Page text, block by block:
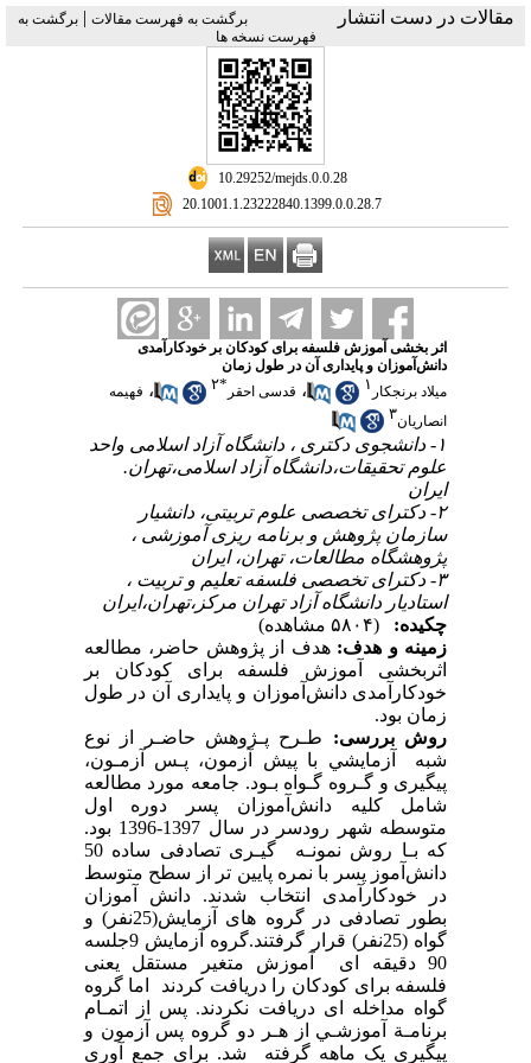
مقالات در دست انتشاربرگشت به فهرست مقالات |برگشت به
فهرست نسخه ها
‎ 10.29252/mejds.0.0.28
‎ 20.1001.1.23222840.1399.0.0.28.7
اثر بخشی آموزش فلسفه برای کودکان بر خودکارآمدی
دانش‌آموزان و پایداری آن در طول زمان
میلاد برنجکار ۱ ، قدسی احقر *۲ ، فهیمه
انصاریان۳
۱- دانشجوی دکتری ، دانشگاه آزاد اسلامی واحد
علوم تحقیقات،دانشگاه آزاد اسلامی،تهران.
ایران
۲- دکترای تخصصی علوم تربیتی، دانشیار
سازمان پژوهش و برنامه ریزی آموزشی ،
پژوهشگاه مطالعات، تهران، ایران
۳- دکترای تخصصی فلسفه تعلیم و تربیت ،
استادیار دانشگاه آزاد تهران مرکز،تهران،ایران
چکیده:
(۵۸۰۴ مشاهده)
زمینه و هدف: هدف از پژوهش حاضر، مطالعه
اثربخشی آموزش فلسفه برای کودکان بر
خودکارآمدی دانش‌آموزان و پایداری آن در طول
زمان بود.
روش بررسی: ﻃـﺮح ﭘـﮋوﻫﺶ ﺣﺎﺿـﺮ از ﻧﻮع
ﺷﺒﻪ آزﻣﺎﻳﺸﻲ ﺑﺎ ﭘﻴﺶ آزﻣﻮن، ﭘـس آزﻣـﻮن،
پیگیری و ﮔـﺮوه ﮔـﻮاه ﺑـﻮد. جامعه مورد مطالعه
شامل کلیه دانش‌آموزان پسر دوره اول
متوسطه شهر رودسر در سال 1397-1396 بود.
که ﺑـﺎ روش ﻧﻤﻮﻧـﻪ ﮔﻴـﺮی تصادفی ساده 50
داﻧﺶآﻣﻮز پسر با نمره پایین تر از سطح متوسط
در خودکارآمدی انتخاب شدند. دانش آموزان
بطور تصادفی در گروه های آزمایش(25نفر) و
گواه (25نفر) قرار گرفتند.گروه آزمایش 9جلسه
90 دقیقه ای آموزش متغیر مستقل یعنی
فلسفه برای کودکان را دریافت کردند اما گروه
گواه مداخله ای دریافت نکردند. ﭘﺲ از اﺗﻤـﺎم
ﺑﺮﻧﺎﻣـﺔ آﻣﻮزﺷـﻲ از ﻫـﺮ دو ﮔﺮوه ﭘﺲ آزﻣﻮن و
پیگیری یک ماهه ﮔﺮﻓﺘﻪ ﺷﺪ. برای جمع آوری